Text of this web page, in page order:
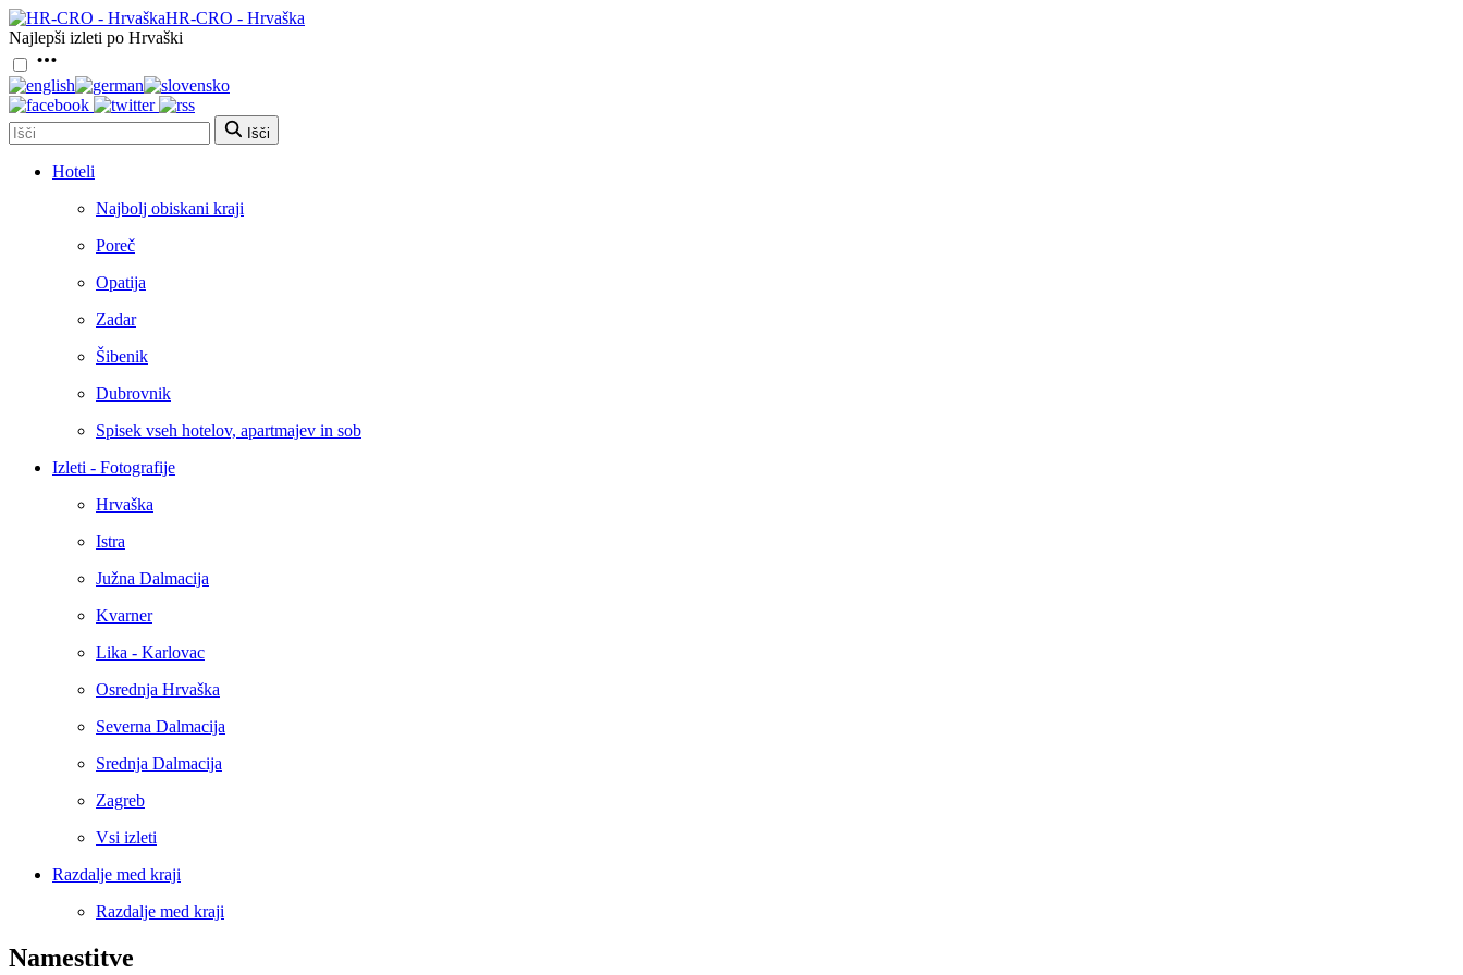
HR-CRO - Hrvaška
Najlepši izleti po Hrvaški
Išči
Hoteli
Najbolj obiskani kraji
Poreč
Opatija
Zadar
Šibenik
Dubrovnik
Spisek vseh hotelov, apartmajev in sob
Izleti - Fotografije
Hrvaška
Istra
Južna Dalmacija
Kvarner
Lika - Karlovac
Osrednja Hrvaška
Severna Dalmacija
Srednja Dalmacija
Zagreb
Vsi izleti
Razdalje med kraji
Razdalje med kraji
Namestitve